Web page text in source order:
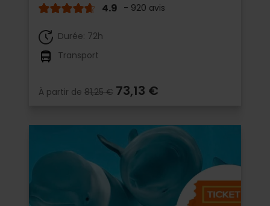
4.9 - 920 avis
Durée: 72h
Transport
À partir de 81,25 € 73,13 €